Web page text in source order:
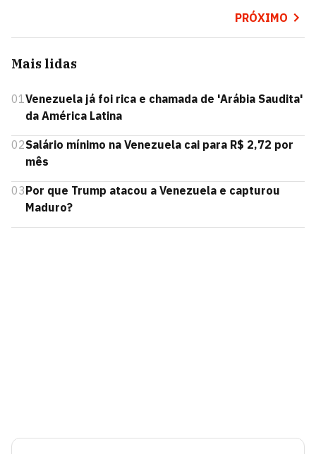
PRÓXIMO
Mais lidas
01Venezuela já foi rica e chamada de 'Arábia Saudita'
da América Latina
02Salário mínimo na Venezuela cai para R$ 2,72 por
mês
03Por que Trump atacou a Venezuela e capturou
Maduro?